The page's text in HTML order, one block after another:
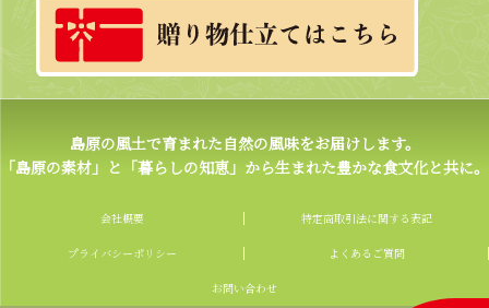
島原の風土で育まれた自然の風味をお届けします。
「島原の素材」と「暮らしの知恵」から生まれた豊かな食文化と共に。
会社概要 特定商取引法に関する表記
プライバシーポリシー よくあるご質問
お問い合わせ